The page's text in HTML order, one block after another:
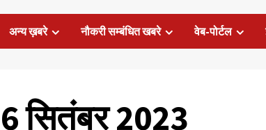
अन्य ख़बरे नौकरी सम्बंधित खबरे वेब-पोर्टल
सितंबर 2023